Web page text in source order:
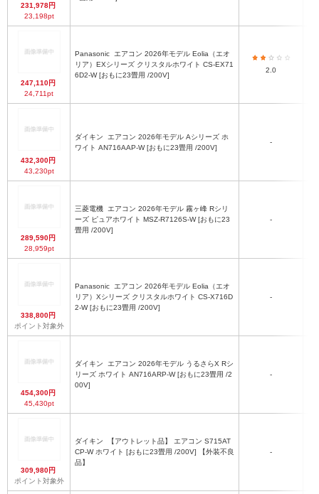
231,978円
23,198pt
247,110円
24,711pt
Panasonic
リア）EXシリーズ クリスタルホワイト CS-EX71
6D2-W [おもに23畳用 /200V]
2.0
432,300円
43,230pt
ダイキン
ワイト AN716AAP-W [おもに23畳用 /200V]
-
289,590円
28,959pt
三菱電機
ーズ ピュアホワイト MSZ-R7126S-W [おもに23
畳用 /200V]
-
338,800円
ポイント対象外
Panasonic
リア）Xシリーズ クリスタルホワイト CS-X716D
2-W [おもに23畳用 /200V]
-
454,300円
45,430pt
ダイキン
リーズ ホワイト AN716ARP-W [おもに23畳用 /2
00V]
-
309,980円
ポイント対象外
ダイキン
CP-W ホワイト [おもに23畳用 /200V] 【外装不良
品】
-